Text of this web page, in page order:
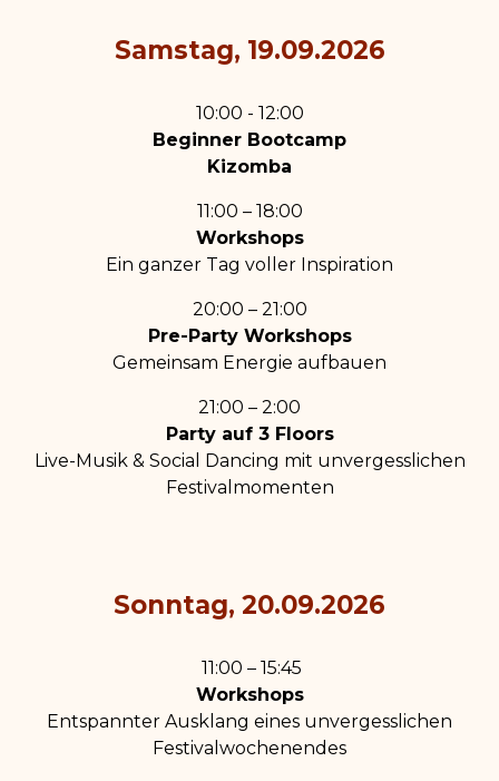
Samstag, 19.09.2026
10:00 - 12:00
Beginner Bootcamp
Kizomba
11:00 – 18:00
Workshops
Ein ganzer Tag voller Inspiration
20:00 – 21:00
Pre-Party Workshops
Gemeinsam Energie aufbauen
21:00 – 2:00
Party auf 3 Floors
Live-Musik & Social Dancing mit unvergesslichen
Festivalmomenten
Sonntag, 20.09.2026
11:00 – 15:45
Workshops
Entspannter Ausklang eines unvergesslichen
Festivalwochenendes